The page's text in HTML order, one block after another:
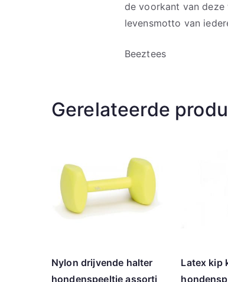
de voorkant van
levensmotto van
Beeztees
Gerelateerde
Nylon drijvende halter
hondenspeeltje assorti
Latex kip